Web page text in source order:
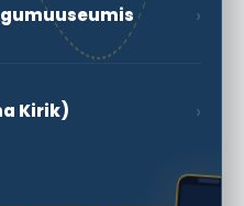
›
Kirik) ›